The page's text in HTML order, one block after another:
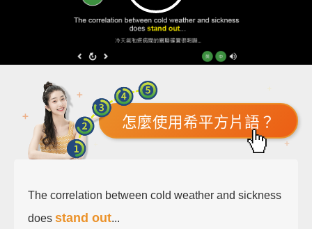
怎麼使用希平方片語？
The correlation between cold weather and sickness
does stand out...